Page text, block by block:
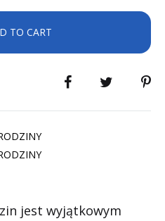
TO CART
jest wyjątkowym